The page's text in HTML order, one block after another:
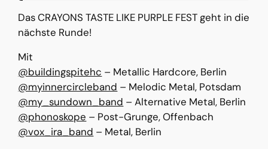
Das CRAYONS TASTE LIKE PURPLE FEST geht in die
nächste Runde!
Mit
@buildingspitehc – Metallic Hardcore, Berlin
@myinnercircleband – Melodic Metal, Potsdam
@my_sundown_band – Alternative Metal, Berlin
@phonoskope – Post-Grunge, Offenbach
@vox_ira_band – Metal, Berlin